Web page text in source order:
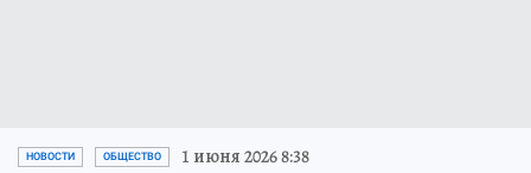
НОВОСТИ ОБЩЕСТВО 1 июня 2026 8:38